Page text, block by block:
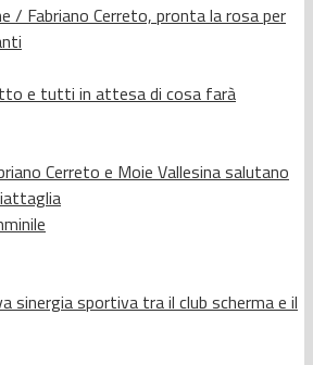
/ Fabriano Cerreto, pronta la rosa per
e tutti in attesa di cosa farà
Cerreto e Moie Vallesina salutano
sinergia sportiva tra il club scherma e il